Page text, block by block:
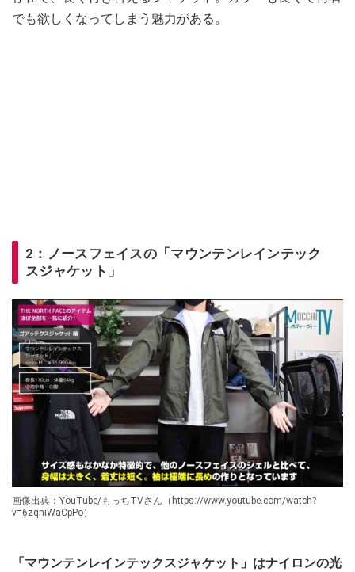
でも欲しくなってしまう魅力がある。
2：ノースフェイスの「マウンテンレインテック
スジャケット」
画像出典：YouTube/もっちTVさん（https://www.youtube.com/watch?
v=6zqniWaCpPo）
「マウンテンレインテックスジャケット」はナイロンの光